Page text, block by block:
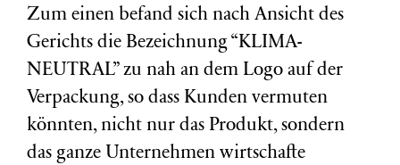
Zum einen befand sich nach Ansicht des
Gerichts die Bezeichnung “KLIMA-
NEUTRAL” zu nah an dem Logo auf der
Verpackung, so dass Kunden vermuten
könnten, nicht nur das Produkt, sondern
das ganze Unternehmen wirtschafte